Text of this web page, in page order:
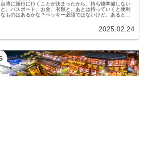
台湾に旅行に行くことが決まったから、持ち物準備しない
と。パスポート、お金、衣類と。あとは持っていくと便利
なものはあるかな？ベッキー必須ではないけど、あると便
2025.02.24